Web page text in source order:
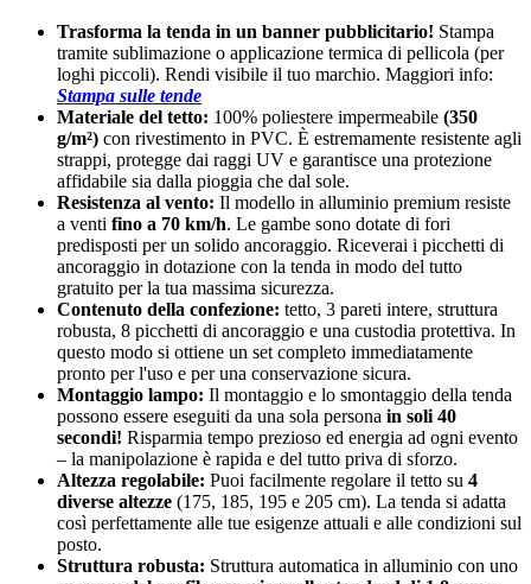
Trasforma la tenda in un banner pubblicitario! Stampa
tramite sublimazione o applicazione termica di pellicola (per
loghi piccoli). Rendi visibile il tuo marchio. Maggiori info:
Stampa sulle tende
Materiale del tetto: 100% poliestere impermeabile (350
g/m²) con rivestimento in PVC. È estremamente resistente agli
strappi, protegge dai raggi UV e garantisce una protezione
affidabile sia dalla pioggia che dal sole.
Resistenza al vento: Il modello in alluminio premium resiste
a venti fino a 70 km/h. Le gambe sono dotate di fori
predisposti per un solido ancoraggio. Riceverai i picchetti di
ancoraggio in dotazione con la tenda in modo del tutto
gratuito per la tua massima sicurezza.
Contenuto della confezione: tetto, 3 pareti intere, struttura
robusta, 8 picchetti di ancoraggio e una custodia protettiva. In
questo modo si ottiene un set completo immediatamente
pronto per l'uso e per una conservazione sicura.
Montaggio lampo: Il montaggio e lo smontaggio della tenda
possono essere eseguiti da una sola persona in soli 40
secondi! Risparmia tempo prezioso ed energia ad ogni evento
– la manipolazione è rapida e del tutto priva di sforzo.
Altezza regolabile: Puoi facilmente regolare il tetto su 4
diverse altezze (175, 185, 195 e 205 cm). La tenda si adatta
così perfettamente alle tue esigenze attuali e alle condizioni sul
posto.
Struttura robusta: Struttura automatica in alluminio con uno